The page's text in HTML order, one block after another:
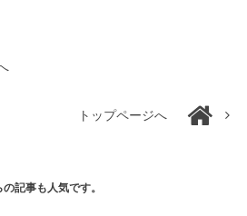
トップページへ
の記事も人気です。